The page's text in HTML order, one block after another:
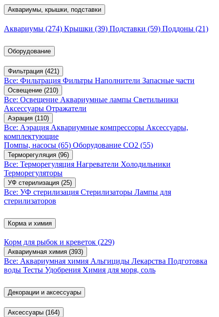
Аквариумы, крышки, подставки
Аквариумы (274) Крышки (39) Подставки (59) Поддоны (21)
Оборудование
Фильтрация (421)
Все: Фильтрация Фильтры Наполнители Запасные части
Освещение (210)
Все: Освещение Аквариумные лампы Светильники
Аксессуары Отражатели
Аэрация (110)
Все: Аэрация Аквариумные компрессоры Аксессуары,
комплектующие
Помпы, насосы (65) Оборудование CO2 (55)
Терморегуляция (96)
Все: Терморегуляция Нагреватели Холодильники
Терморегуляторы
УФ стерилизация (25)
Все: УФ стерилизация Стерилизаторы Лампы для
стерилизаторов
Корма и химия
Корм для рыбок и креветок (229)
Аквариумная химия (393)
Все: Аквариумная химия Альгициды Лекарства Подготовка
воды Тесты Удобрения Химия для моря, соль
Декорации и аксессуары
Аксессуары (164)